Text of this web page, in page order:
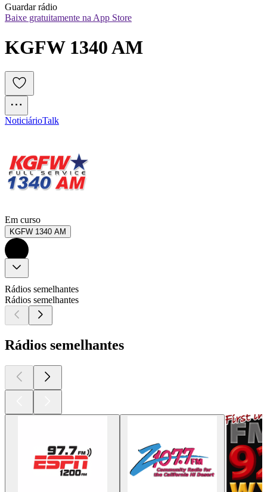
Guardar rádio
Baixe gratuitamente na App Store
KGFW 1340 AM
NoticiárioTalk
Em curso
KGFW 1340 AM
Rádios semelhantes
Rádios semelhantes
Rádios semelhantes